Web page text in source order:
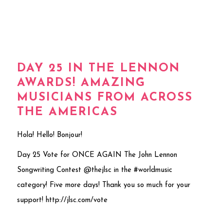
DAY 25 IN THE LENNON
AWARDS! AMAZING
MUSICIANS FROM ACROSS
THE AMERICAS
Hola! Hello! Bonjour!
Day 25 Vote for ONCE AGAIN The John Lennon
Songwriting Contest @thejlsc in the #worldmusic
category! Five more days! Thank you so much for your
support! http://jlsc.com/vote